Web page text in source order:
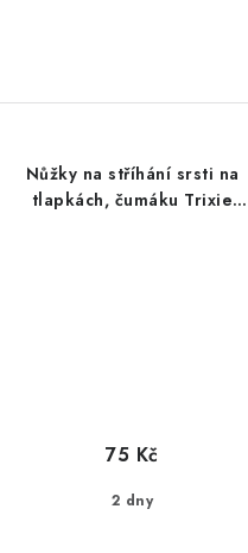
Nůžky na stříhání srsti na
tlapkách, čumáku Trixie
2 dny
75 Kč